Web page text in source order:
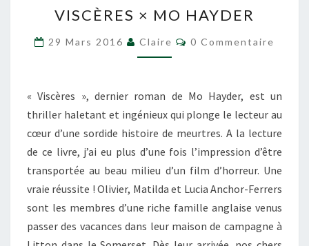
×
MO
HAYDER
VISCÈRES × MO HAYDER
29 Mars 2016 Claire Commentaires
0 Commentaire
« Viscères », dernier roman de Mo Hayder, est un
thriller haletant et ingénieux qui plonge le lecteur au
cœur d’une sordide histoire de meurtres. A la lecture
de ce livre, j’ai eu plus d’une fois l’impression d’être
transportée au beau milieu d’un film d’horreur. Une
vraie réussite ! Olivier, Matilda et Lucia Anchor-Ferrers
sont les membres d’une riche famille anglaise venus
passer des vacances dans leur maison de campagne à